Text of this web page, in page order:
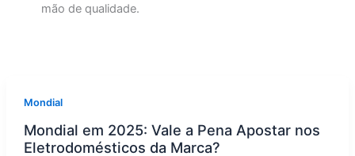
mão de qualidade.
Mondial
Mondial em 2025: Vale a Pena Apostar nos
Eletrodomésticos da Marca?